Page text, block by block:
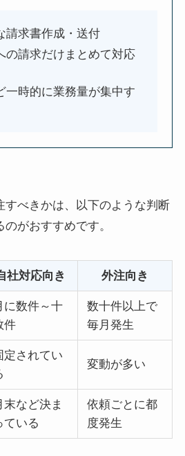
請求書作成・送付
の請求だけまとめて対応
一時的に業務量が集中す
すべきかは、以下のような判断
がおすすめです。
社対応向き 外注向き
に数件～十
件
数十件以上で
毎月発生
定されてい
変動が多い
末など決ま
ている
依頼ごとに都
度発生